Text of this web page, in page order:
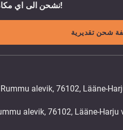
نشحن الى اي مكان في العالم!
شحن تقديرية
alevik, 76102, Lääne-